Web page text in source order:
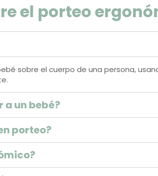
el porteo
sobre el cuerpo de una persona,
a un bebé?
porteo?